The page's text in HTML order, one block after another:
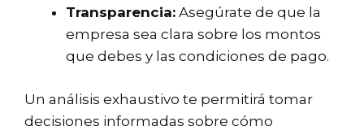
Transparencia: Asegúrate de que la
empresa sea clara sobre los montos
que debes y las condiciones de pago.
Un análisis exhaustivo te permitirá tomar
decisiones informadas sobre cómo